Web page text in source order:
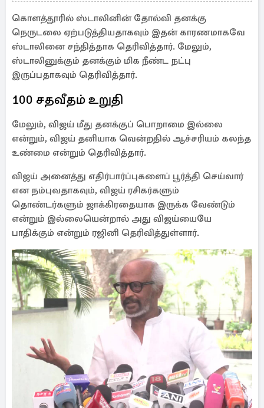
கொளத்தூரில் ஸ்டாலினின் தோல்வி தனக்கு
நெருடலை ஏற்படுத்தியதாகவும் இதன் காரணமாகவே
ஸ்டாலினை சந்தித்தாக தெரிவித்தார். மேலும்,
ஸ்டாலினுக்கும் தனக்கும் மிக நீண்ட நட்பு
இருப்பதாகவும் தெரிவித்தார்.
100 சதவீதம் உறுதி
மேலும், விஜய் மீது தனக்குப் பொறாமை இல்லை
என்றும், விஜய் தனியாக வென்றதில் ஆச்சரியம் கலந்த
உண்மை என்றும் தெரிவித்தார்.
விஜய் அனைத்து எதிர்பார்ப்புகளைப் பூர்த்தி செய்வார்
என நம்புவதாகவும், விஜய் ரசிகர்களும்
தொண்டர்களும் ஜாக்கிரதையாக இருக்க வேண்டும்
என்றும் இல்லையென்றால் அது விஜய்யையே
பாதிக்கும் என்றும் ரஜினி தெரிவித்துள்ளார்.